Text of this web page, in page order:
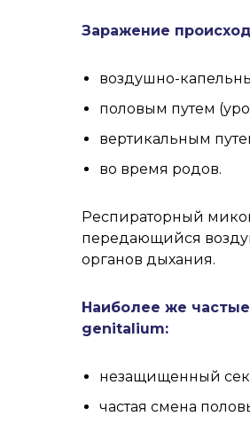
Заражение
воздушно-
половым путем
вертикальным
во время родов.
Респираторный
передающийся
органов дыхания.
Наиболее же
genitalium:
незащищенный
частая смена